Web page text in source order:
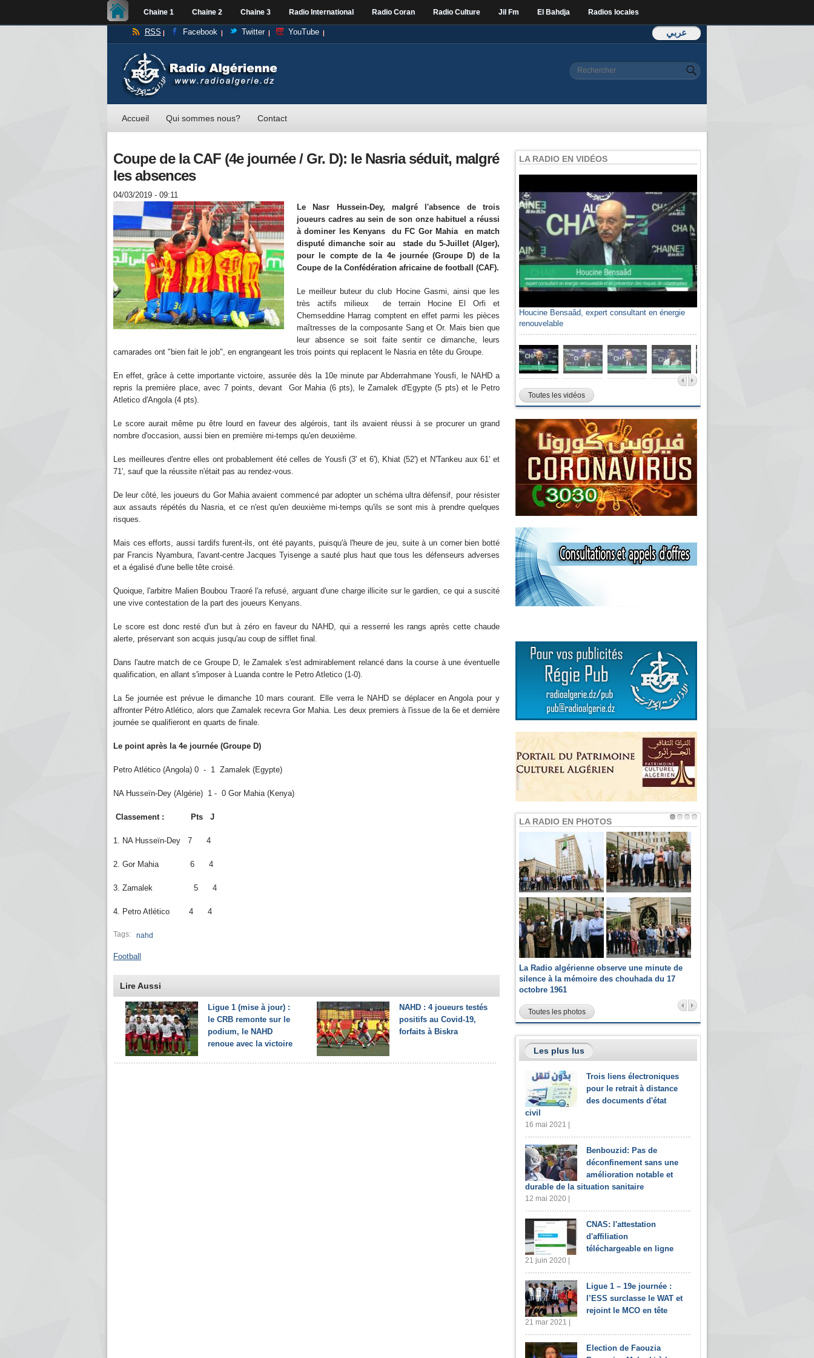
Chaine 1 Chaine 2 Chaine 3 Radio International Radio Coran Radio Culture Jil Fm El Bahdja Radios locales
عربي RSS Facebook Twitter YouTube
Formulaire de
Rechercher
Accueil Qui sommes nous? Contact
Coupe de la CAF (4e journée / Gr. D): le Nasria séduit, malgré
les absences
04/03/2019 - 09:11
Le Nasr Hussein-Dey, malgré l'absence de trois
joueurs cadres au sein de son onze habituel a réussi
à dominer les Kenyans du FC Gor Mahia en match
disputé dimanche soir au stade du 5-Juillet (Alger),
pour le compte de la 4e journée (Groupe D) de la
Coupe de la Confédération africaine de football (CAF).
Le meilleur buteur du club Hocine Gasmi, ainsi que les
très actifs milieux de terrain Hocine El Orfi et
Chemseddine Harrag comptent en effet parmi les pièces
maîtresses de la composante Sang et Or. Mais bien que
leur absence se soit faite sentir ce dimanche, leurs
camarades ont "bien fait le job", en engrangeant les trois points qui replacent le Nasria en tête du Groupe.
En effet, grâce à cette importante victoire, assurée dès la 10e minute par Abderrahmane Yousfi, le NAHD a
repris la première place, avec 7 points, devant Gor Mahia (6 pts), le Zamalek d'Egypte (5 pts) et le Petro
Atletico d'Angola (4 pts).
Le score aurait même pu être lourd en faveur des algérois, tant ils avaient réussi à se procurer un grand
nombre d'occasion, aussi bien en première mi-temps qu'en deuxième.
Les meilleures d'entre elles ont probablement été celles de Yousfi (3' et 6'), Khiat (52') et N'Tankeu aux 61' et
71', sauf que la réussite n'était pas au rendez-vous.
De leur côté, les joueurs du Gor Mahia avaient commencé par adopter un schéma ultra défensif, pour résister
aux assauts répétés du Nasria, et ce n'est qu'en deuxième mi-temps qu'ils se sont mis à prendre quelques
risques.
Mais ces efforts, aussi tardifs furent-ils, ont été payants, puisqu'à l'heure de jeu, suite à un corner bien botté
par Francis Nyambura, l'avant-centre Jacques Tyisenge a sauté plus haut que tous les défenseurs adverses
et a égalisé d'une belle tête croisé.
Quoique, l'arbitre Malien Boubou Traoré l'a refusé, arguant d'une charge illicite sur le gardien, ce qui a suscité
une vive contestation de la part des joueurs Kenyans.
Le score est donc resté d'un but à zéro en faveur du NAHD, qui a resserré les rangs après cette chaude
alerte, préservant son acquis jusqu'au coup de sifflet final.
Dans l'autre match de ce Groupe D, le Zamalek s'est admirablement relancé dans la course à une éventuelle
qualification, en allant s'imposer à Luanda contre le Petro Atletico (1-0).
La 5e journée est prévue le dimanche 10 mars courant. Elle verra le NAHD se déplacer en Angola pour y
affronter Pétro Atlético, alors que Zamalek recevra Gor Mahia. Les deux premiers à l'issue de la 6e et dernière
journée se qualifieront en quarts de finale.
Le point après la 4e journée (Groupe D)
Petro Atlético (Angola) 0 - 1 Zamalek (Egypte)
NA Husseïn-Dey (Algérie) 1 - 0 Gor Mahia (Kenya)
Classement : Pts J
1. NA Husseïn-Dey 7 4
2. Gor Mahia 6 4
3. Zamalek 5 4
4. Petro Atlético 4 4
Tags: nahd
Football
Lire Aussi
Ligue 1 (mise à jour) :
le CRB remonte sur le
podium, le NAHD
renoue avec la victoire
NAHD : 4 joueurs testés
positifs au Covid-19,
forfaits à Biskra
LA RADIO EN VIDÉOS
Houcine Bensaâd, expert consultant en énergie
renouvelable
Toutes les vidéos
LA RADIO EN PHOTOS
La Radio algérienne observe une minute de
silence à la mémoire des chouhada du 17
octobre 1961
Toutes les photos
Les plus lus
Trois liens électroniques
pour le retrait à distance
des documents d'état
civil
16 mai 2021 |
Benbouzid: Pas de
déconfinement sans une
amélioration notable et
durable de la situation sanitaire
12 mai 2020 |
CNAS: l'attestation
d'affiliation
téléchargeable en ligne
21 juin 2020 |
Ligue 1 – 19e journée :
l’ESS surclasse le WAT et
rejoint le MCO en tête
21 mar 2021 |
Election de Faouzia